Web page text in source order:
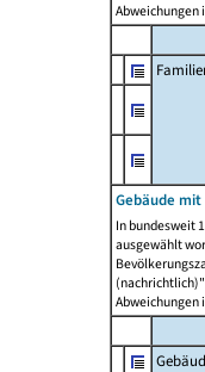
Abweichungen
Gebäude
In bundesweit
ausgewählt
Abweichungen